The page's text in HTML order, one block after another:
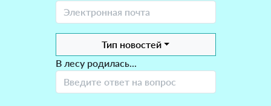
Тип новостей
В лесу родилась...